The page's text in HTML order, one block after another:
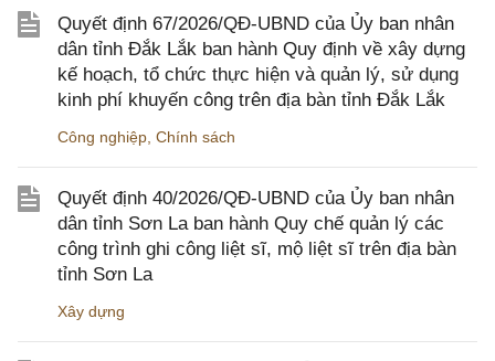
Quyết định 67/2026/QĐ-UBND của Ủy ban nhân
dân tỉnh Đắk Lắk ban hành Quy định về xây dựng
kế hoạch, tổ chức thực hiện và quản lý, sử dụng
kinh phí khuyến công trên địa bàn tỉnh Đắk Lắk
Công nghiệp Chính sách
Quyết định 40/2026/QĐ-UBND của Ủy ban nhân
dân tỉnh Sơn La ban hành Quy chế quản lý các
công trình ghi công liệt sĩ, mộ liệt sĩ trên địa bàn
tỉnh Sơn La
Xây dựng